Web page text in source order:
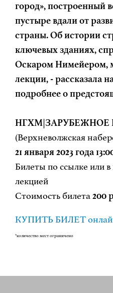
город», построенный
пустыре вдали от
страны. Об истории
ключевых зданиях,
Оскаром Нимейером,
лекции, - рассказала
подробнее о
НГХМ|ЗАРУБЕЖНОЕ
(Верхневолжская
21 января 2023 года
Билеты по ссылке или в
лекцией
Стоимость билета200
КУПИТЬ БИЛЕТ
*количество мест ограничено